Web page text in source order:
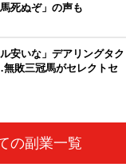
死ぬぞ」の声も
安いな」デアリングタク
敗三冠馬がセレクトセ
の副業一覧